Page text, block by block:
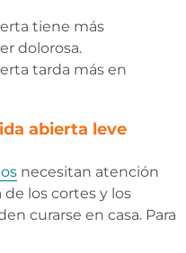
tiene más
dolorosa.
tarda más en
abierta leve
necesitan atención
los cortes y los
curarse en casa. Para